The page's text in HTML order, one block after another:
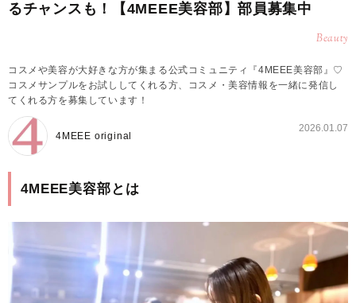
るチャンスも！【4MEEE美容部】部員募集中
Beauty
コスメや美容が大好きな方が集まる公式コミュニティ『4MEEE美容部』♡
コスメサンプルをお試ししてくれる方、コスメ・美容情報を一緒に発信し
てくれる方を募集しています！
4MEEE original
2026.01.07
4MEEE美容部とは